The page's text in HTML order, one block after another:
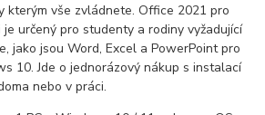
kterým vše zvládnete. Office 2021 pro
určený pro studenty a rodiny vyžadující
jako jsou Word, Excel a PowerPoint pro
10. Jde o jednorázový nákup s instalací
nebo v práci.